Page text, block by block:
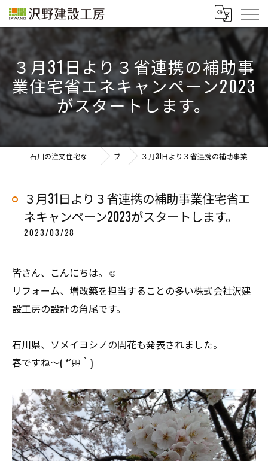
３月31日より３省連携の補助事
業住宅省エネキャンペーン2023
がスタートします。
ブログ ３月31日より３省連携の補助事業住宅省エネキャンペーン2023がスタートします。
３月31日より３省連携の補助事業住宅省エ
ネキャンペーン2023がスタートします。
2023/03/28
皆さん、こんにちは。☺
リフォーム、増改築を担当することの多い株式会社沢建
設工房の設計の角尾です。
石川県、ソメイヨシノの開花も発表されました。
春ですね～( *´艸｀)